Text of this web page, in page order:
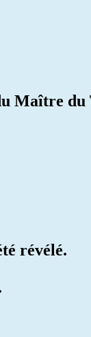
Maître du
révélé.